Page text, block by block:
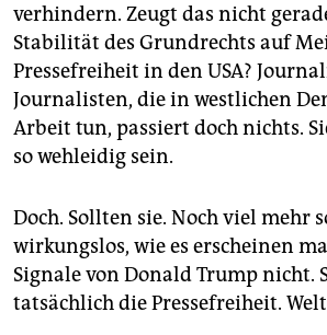
verhindern. Zeugt das nicht
Stabilität des Grundrechts auf
Pressefreiheit in den USA?
Journalisten, die in westlichen
Arbeit tun, passiert doch nichts.
so wehleidig sein.
Doch. Sollten sie. Noch viel mehr
wirkungslos, wie es erscheinen
Signale von Donald Trump nicht.
tatsächlich die Pressefreiheit.